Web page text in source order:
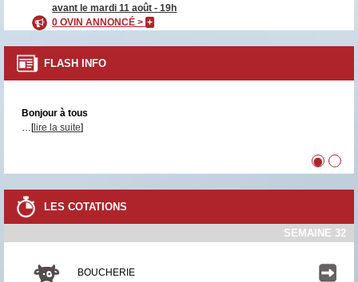
avant le mardi 11 août - 19h
0 OVIN ANNONCÉ >+
FLASH INFO
Bonjour à tous
…[lire la suite]
••
LES COTATIONS
SEMAINE 32
BOUCHERIE